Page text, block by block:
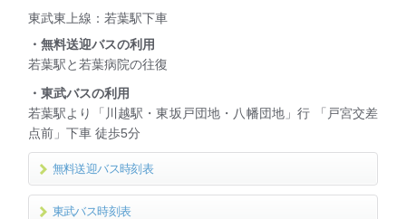
東武東上線：若葉駅下車
・無料送迎バスの利用
若葉駅と若葉病院の往復
・東武バスの利用
若葉駅より「川越駅・東坂戸団地・八幡団地」行 「戸宮交差
点前」下車 徒歩5分
無料送迎バス時刻表
東武バス時刻表